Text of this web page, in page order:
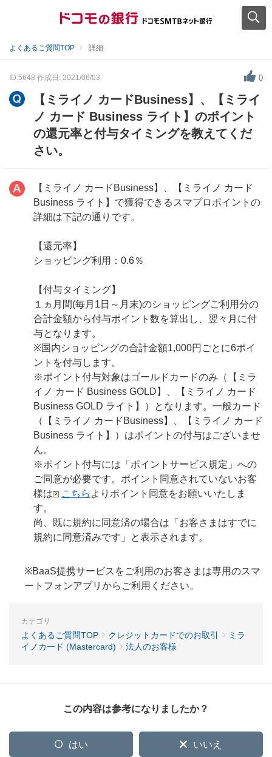
よくあるご質問TOP 詳細
ID:5648 作成日: 2021/06/03 0
【ミライノ カードBusiness】、【ミライ
ノ カード Business ライト】のポイント
の還元率と付与タイミングを教えてくだ
さい。
【ミライノ カードBusiness】、【ミライノ カード
Business ライト】で獲得できるスマプロポイントの
詳細は下記の通りです。
【還元率】
ショッピング利用：0.6％
【付与タイミング】
１ヵ月間(毎月1日～月末)のショッピングご利用分の
合計金額から付与ポイント数を算出し、翌々月に付
与となります。
※国内ショッピングの合計金額1,000円ごとに6ポイ
ントを付与します。
※ポイント付与対象はゴールドカードのみ（【ミラ
イノ カード Business GOLD】、【ミライノ カード
Business GOLD ライト】）となります。一般カード
（【ミライノ カードBusiness】、【ミライノ カード
Business ライト】）はポイントの付与はございませ
ん。
※ポイント付与には「ポイントサービス規定」への
ご同意が必要です。ポイント同意されていないお客
様は
こちら よりポイント同意をお願いいたしま
す。
尚、既に規約に同意済の場合は「お客さまはすでに
規約に同意済みです」と表示されます。
※BaaS提携サービスをご利用のお客さまは専用のスマ
ートフォンアプリからご利用ください。
カテゴリ
よくあるご質問TOP クレジットカードでのお取引
ミラ
イノカード (Mastercard)
法人のお客様
この内容は参考になりましたか？
はい いいえ